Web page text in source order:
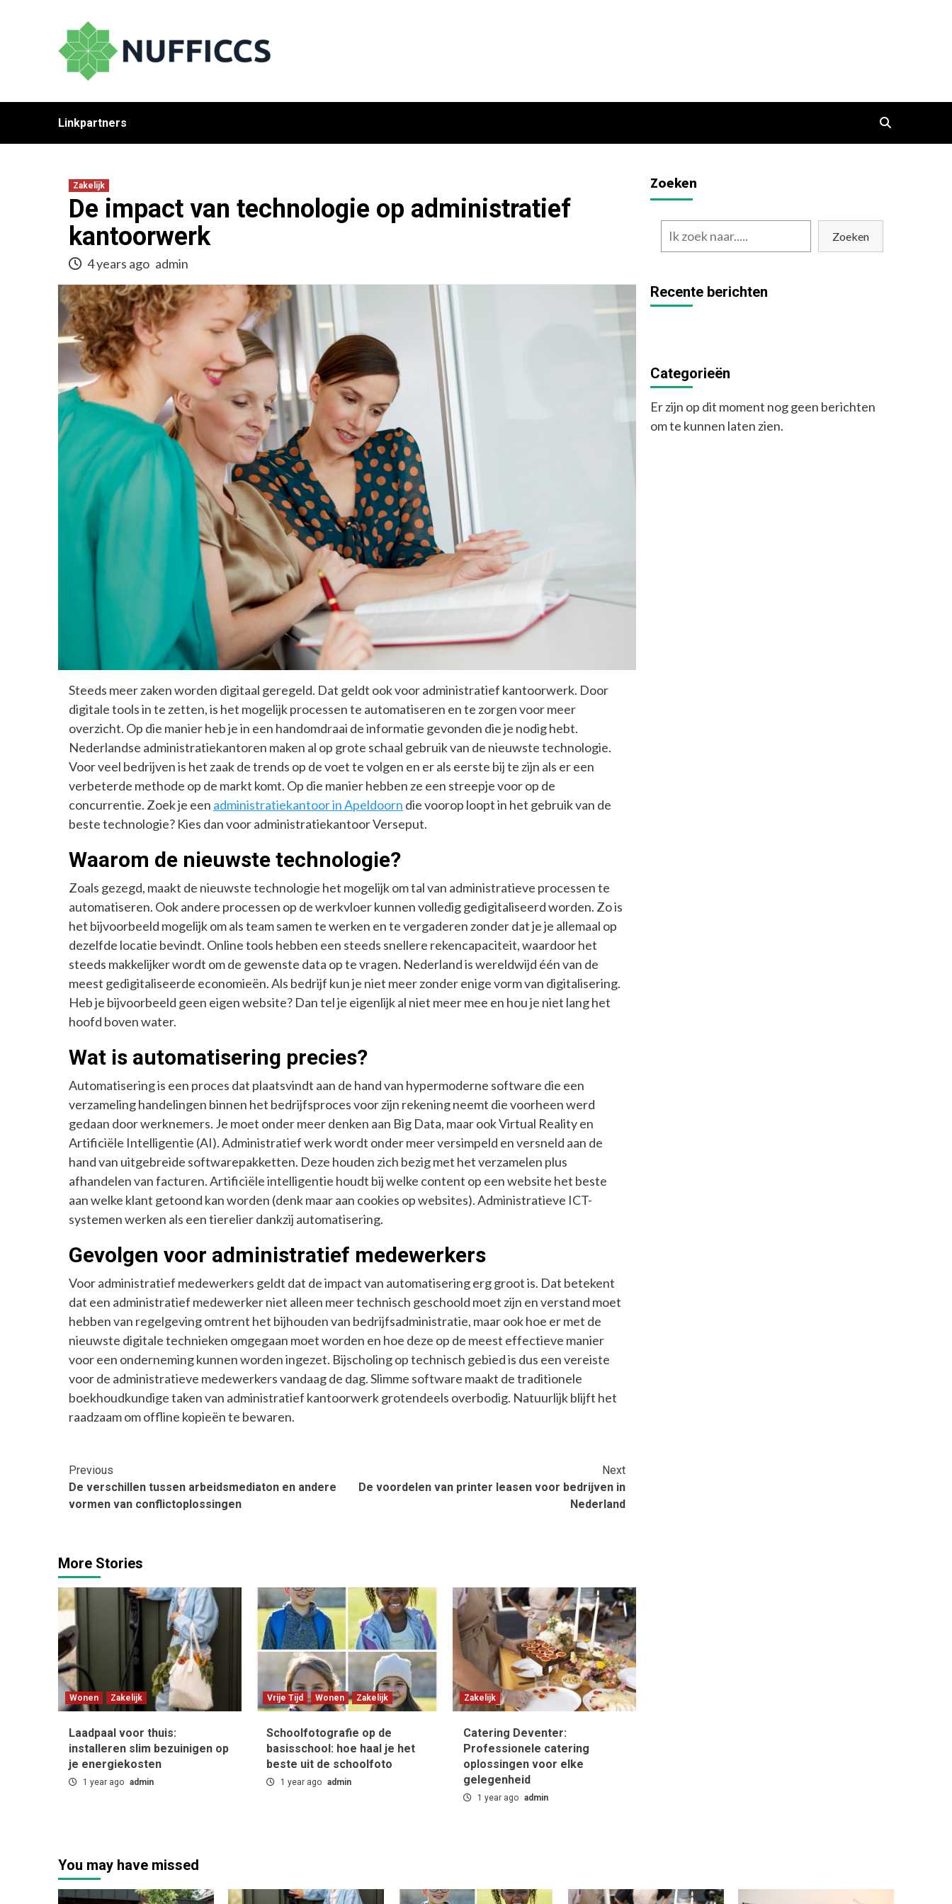
Linkpartners
Zakelijk
De impact van technologie op administratief
kantoorwerk
4 years ago admin
Steeds meer zaken worden digitaal geregeld. Dat geldt ook voor administratief kantoorwerk. Door
digitale tools in te zetten, is het mogelijk processen te automatiseren en te zorgen voor meer
overzicht. Op die manier heb je in een handomdraai de informatie gevonden die je nodig hebt.
Nederlandse administratiekantoren maken al op grote schaal gebruik van de nieuwste technologie.
Voor veel bedrijven is het zaak de trends op de voet te volgen en er als eerste bij te zijn als er een
verbeterde methode op de markt komt. Op die manier hebben ze een streepje voor op de
concurrentie. Zoek je een administratiekantoor in Apeldoorn die voorop loopt in het gebruik van de
beste technologie? Kies dan voor administratiekantoor Verseput.
Waarom de nieuwste technologie?
Zoals gezegd, maakt de nieuwste technologie het mogelijk om tal van administratieve processen te
automatiseren. Ook andere processen op de werkvloer kunnen volledig gedigitaliseerd worden. Zo is
het bijvoorbeeld mogelijk om als team samen te werken en te vergaderen zonder dat je je allemaal op
dezelfde locatie bevindt. Online tools hebben een steeds snellere rekencapaciteit, waardoor het
steeds makkelijker wordt om de gewenste data op te vragen. Nederland is wereldwijd één van de
meest gedigitaliseerde economieën. Als bedrijf kun je niet meer zonder enige vorm van digitalisering.
Heb je bijvoorbeeld geen eigen website? Dan tel je eigenlijk al niet meer mee en hou je niet lang het
hoofd boven water.
Wat is automatisering precies?
Automatisering is een proces dat plaatsvindt aan de hand van hypermoderne software die een
verzameling handelingen binnen het bedrijfsproces voor zijn rekening neemt die voorheen werd
gedaan door werknemers. Je moet onder meer denken aan Big Data, maar ook Virtual Reality en
Artificiële Intelligentie (AI). Administratief werk wordt onder meer versimpeld en versneld aan de
hand van uitgebreide softwarepakketten. Deze houden zich bezig met het verzamelen plus
afhandelen van facturen. Artificiële intelligentie houdt bij welke content op een website het beste
aan welke klant getoond kan worden (denk maar aan cookies op websites). Administratieve ICT-
systemen werken als een tierelier dankzij automatisering.
Gevolgen voor administratief medewerkers
Voor administratief medewerkers geldt dat de impact van automatisering erg groot is. Dat betekent
dat een administratief medewerker niet alleen meer technisch geschoold moet zijn en verstand moet
hebben van regelgeving omtrent het bijhouden van bedrijfsadministratie, maar ook hoe er met de
nieuwste digitale technieken omgegaan moet worden en hoe deze op de meest effectieve manier
voor een onderneming kunnen worden ingezet. Bijscholing op technisch gebied is dus een vereiste
voor de administratieve medewerkers vandaag de dag. Slimme software maakt de traditionele
boekhoudkundige taken van administratief kantoorwerk grotendeels overbodig. Natuurlijk blijft het
raadzaam om offline kopieën te bewaren.
Continue
Reading
Previous
De verschillen tussen arbeidsmediaton en andere
vormen van conflictoplossingen
Next
De voordelen van printer leasen voor bedrijven in
Nederland
More Stories
Wonen Zakelijk
Laadpaal voor thuis:
installeren slim bezuinigen op
je energiekosten
1 year ago admin
Vrije Tijd Wonen Zakelijk
Schoolfotografie op de
basisschool: hoe haal je het
beste uit de schoolfoto
1 year ago admin
Zakelijk
Catering Deventer:
Professionele catering
oplossingen voor elke
gelegenheid
1 year ago admin
Zoeken
Zoeken
Recente berichten
Categorieën
Er zijn op dit moment nog geen berichten
om te kunnen laten zien.
You may have missed